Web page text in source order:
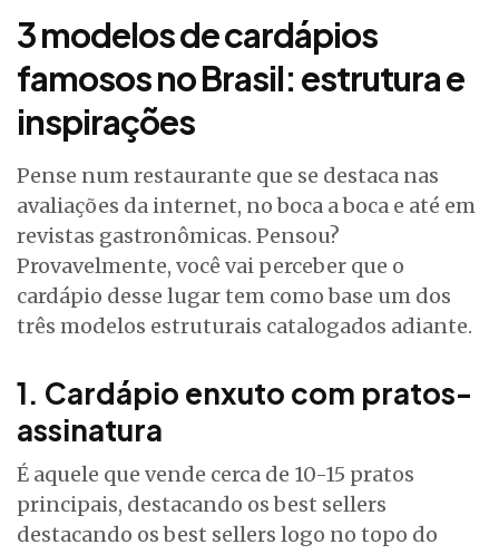
3 modelos de cardápios
famosos no Brasil: estrutura e
inspirações
Pense num restaurante que se destaca nas
avaliações da internet, no boca a boca e até em
revistas gastronômicas. Pensou?
Provavelmente, você vai perceber que o
cardápio desse lugar tem como base um dos
três modelos estruturais catalogados adiante.
1. Cardápio enxuto com pratos-
assinatura
É aquele que vende cerca de 10-15 pratos
principais, destacando os best sellers
destacando os best sellers logo no topo do